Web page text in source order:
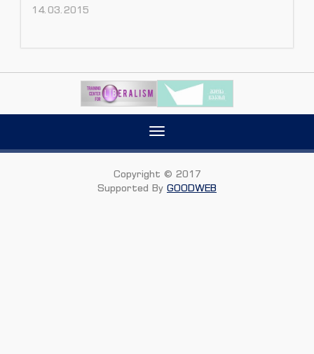
14.03.2015
Toggle
Copyright © 2017
Supported By GOODWEB